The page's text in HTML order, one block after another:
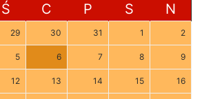
Ś C P S N
29 30 31 1 2
5 6 7 8 9
12 13 14 15 16